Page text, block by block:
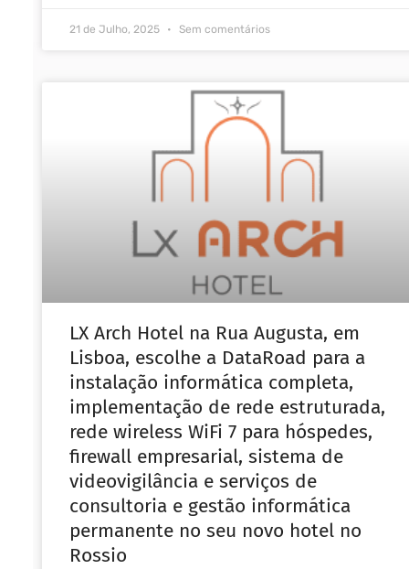
21 de Julho, 2025 Sem comentários
LX Arch Hotel na Rua Augusta, em
Lisboa, escolhe a DataRoad para a
instalação informática completa,
implementação de rede estruturada,
rede wireless WiFi 7 para hóspedes,
firewall empresarial, sistema de
videovigilância e serviços de
consultoria e gestão informática
permanente no seu novo hotel no
Rossio